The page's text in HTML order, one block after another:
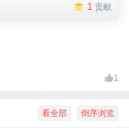
1 贡献
1
倒序浏览
看全部